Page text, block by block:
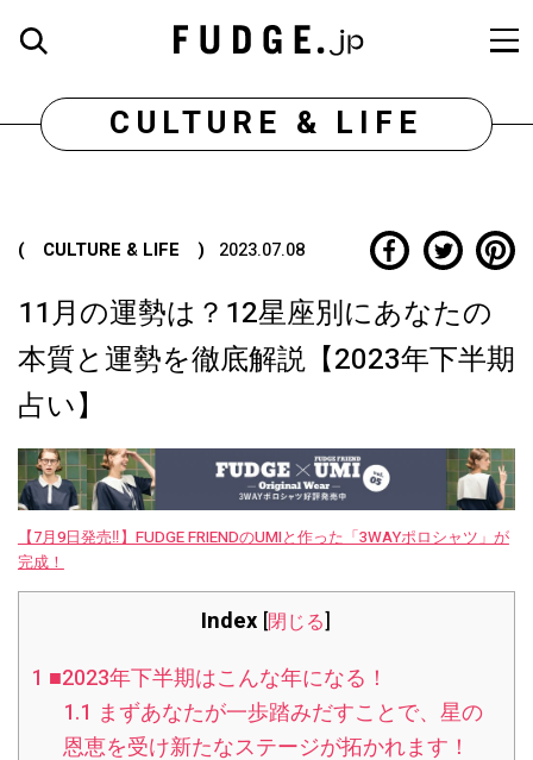
CULTURE & LIFE
( CULTURE & LIFE ) 2023.07.08
11月の運勢は？12星座別にあなたの
本質と運勢を徹底解説【2023年下半期
占い】
【7月9日発売‼︎】FUDGE FRIENDのUMIと作った「3WAYポロシャツ」が
完成！
Index [閉じる]
1 ■2023年下半期はこんな年になる！
1.1 まずあなたが一歩踏みだすことで、星の
恩恵を受け新たなステージが拓かれます！